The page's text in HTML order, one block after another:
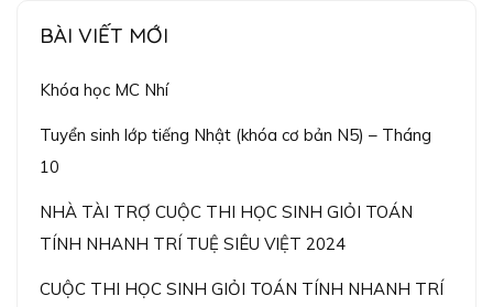
BÀI VIẾT MỚI
Khóa học MC Nhí
Tuyển sinh lớp tiếng Nhật (khóa cơ bản N5) – Tháng
10
NHÀ TÀI TRỢ CUỘC THI HỌC SINH GIỎI TOÁN
TÍNH NHANH TRÍ TUỆ SIÊU VIỆT 2024
CUỘC THI HỌC SINH GIỎI TOÁN TÍNH NHANH TRÍ